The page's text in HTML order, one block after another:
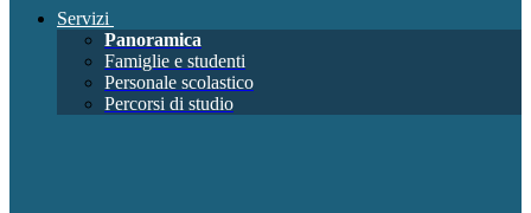
Servizi
Panoramica
Famiglie e studenti
Personale scolastico
Percorsi di studio